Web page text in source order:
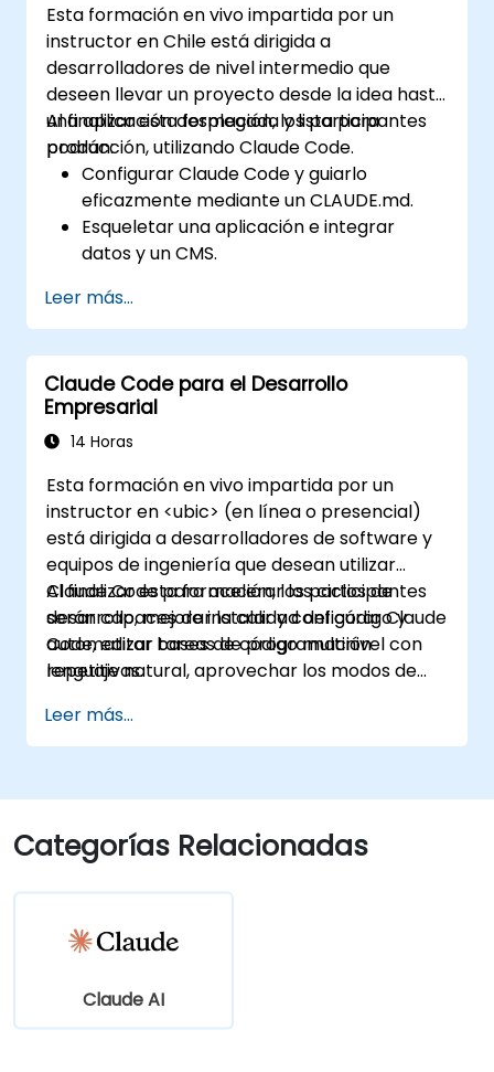
persistente del proyecto y conectar
herramientas internas mediante el Protocolo
de Contexto del Modelo (MCP).
Esta formación en vivo impartida por un
instructor en Chile está dirigida a
desarrolladores de nivel intermedio que
deseen llevar un proyecto desde la idea hasta
una aplicación desplegada y lista para
producción, utilizando Claude Code.
Al finalizar esta formación, los participantes
podrán:
Configurar Claude Code y guiarlo
eficazmente mediante un CLAUDE.md.
Esqueletar una aplicación e integrar
datos y un CMS.
de calidad con subagentes.
Configurar el despliegue automático en
Vercel o Cloud Run.
Leer más...
Claude Code para el Desarrollo
Empresarial
14 Horas
Esta formación en vivo impartida por un
instructor en <ubic> (en línea o presencial)
está dirigida a desarrolladores de software y
equipos de ingeniería que desean utilizar
Claude Code para acelerar los ciclos de
desarrollo, mejorar la calidad del código y
automatizar tareas de programación
repetitivas.
Al finalizar esta formación, los participantes
serán capaces de instalar y configurar Claude
Code, editar bases de código multinivel con
lenguaje natural, aprovechar los modos de
Leer más...
Categorías Relacionadas
Claude AI